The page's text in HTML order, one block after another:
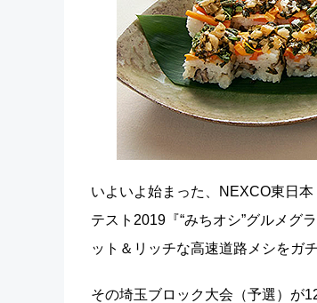
いよいよ始まった、NEXCO東日
テスト2019『“みちオシ”グルメグ
ット＆リッチな高速道路メシをガチ
その埼玉ブロック大会（予選）が